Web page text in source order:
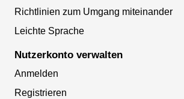
Richtlinien zum Umgang miteinander
Leichte Sprache
Nutzerkonto verwalten
Anmelden
Registrieren